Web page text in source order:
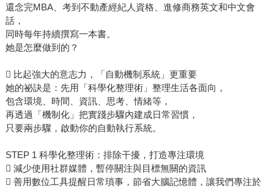
還念完MBA、考到不動產經紀人資格、進修商務英文和中文會
話，
同時每年持續撰寫一本書。
她是怎麼做到的？
 比起強大的意志力，「自動機制系統」更重要
她的祕訣是：先用「科學化整理術」整理生活各面向，
包含環境、時間、資訊、思考、情緒等，
再透過「機制化」把實踐步驟內建成日常習慣，
只要兩步驟，啟動你的自動執行系統。
STEP 1 科學化整理術：排除干擾，打造專注環境
 減少使用社群媒體，暫停關注與目標無關的資訊
 善用數位工具提醒日常瑣事，節省大腦記憶體，讓我們專注於